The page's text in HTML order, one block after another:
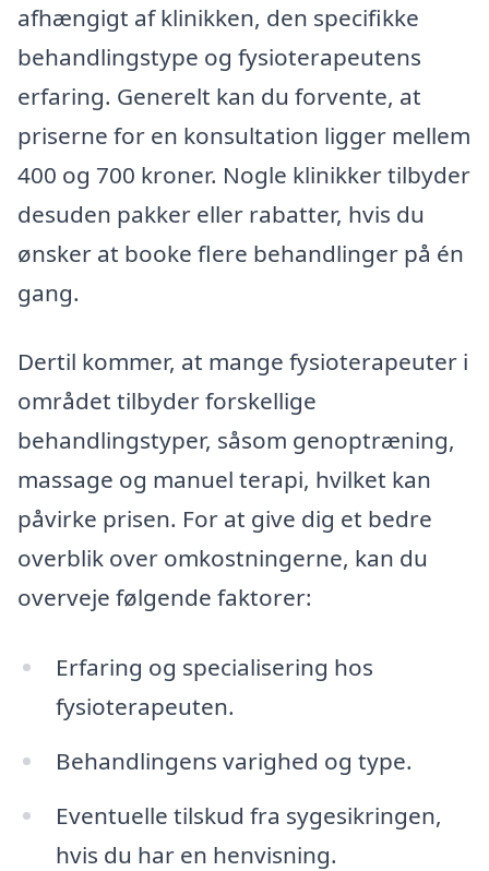
afhængigt af klinikken, den specifikke
behandlingstype og fysioterapeutens
erfaring. Generelt kan du forvente, at
priserne for en konsultation ligger mellem
400 og 700 kroner. Nogle klinikker tilbyder
desuden pakker eller rabatter, hvis du
ønsker at booke flere behandlinger på én
gang.
Dertil kommer, at mange fysioterapeuter i
området tilbyder forskellige
behandlingstyper, såsom genoptræning,
massage og manuel terapi, hvilket kan
påvirke prisen. For at give dig et bedre
overblik over omkostningerne, kan du
overveje følgende faktorer:
Erfaring og specialisering hos
fysioterapeuten.
Behandlingens varighed og type.
Eventuelle tilskud fra sygesikringen,
hvis du har en henvisning.